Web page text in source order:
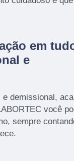
em
e
demissional,
você
sempre